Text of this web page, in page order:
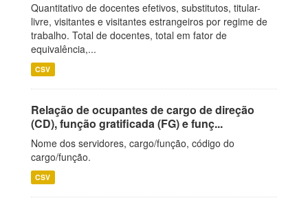
Quantitativo de docentes efetivos, substitutos, titular-
livre, visitantes e visitantes estrangeiros por regime de
trabalho. Total de docentes, total em fator de
equivalência,...
CSV
Relação de ocupantes de cargo de direção
(CD), função gratificada (FG) e funç...
Nome dos servidores, cargo/função, código do
cargo/função.
CSV